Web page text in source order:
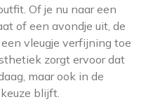
Of je nu naar een
of een avondje uit, de
vleugje verfijning toe
zorgt ervoor dat
maar ook in de
blijft.